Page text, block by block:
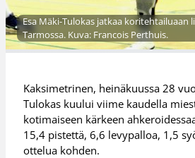
Esa Mäki-Tulokas jatkaa koritehtailuaan
Tarmossa. Kuva: Francois Perthuis.
Kaksimetrinen, heinäkuussa 28
Tulokas kuului viime kaudella
kotimaiseen kärkeen
15,4 pistettä, 6,6 levypalloa, 1,5
ottelua kohden.